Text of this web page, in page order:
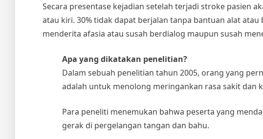
Secara presentase kejadian setelah terjadi stroke pasien
atau kiri. 30% tidak dapat berjalan tanpa bantuan alat
menderita afasia atau susah berdialog maupun susah
Apa yang dikatakan penelitian?
Dalam sebuah penelitian tahun 2005, orang yang
adalah untuk menolong meringankan rasa sakit dan
Para peneliti menemukan bahwa peserta yang
gerak di pergelangan tangan dan bahu.